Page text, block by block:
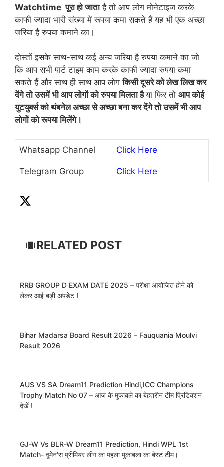
Watchtime पूरा हो जाताहै तो आप लोग मोनेटाइज करके
काफी ज्यादा भारी संख्या में रूपया कमा सकते हैं यह भी एक अच्छा
जरिया है रुपया कमाने का।
दोस्तों इसके साथ-साथ कई अन्य जरिया है रुपया कमाने का जो
कि आप सभी पार्ट टाइम काम करके काफी ज्यादा रुपया कमा
सकते हैं और साथ ही साथ आप लोगकिसी दूसरे को लेख लिख कर
देंगे तो उसमें भी आप लोगों को रुपया मिलता हैया फिर तो आप कोई
युटयुबर्स को थंबनेल अच्छा से अच्छा बना कर देंगे तो उसमें भी आप
लोगों को रूपया मिलेंगे।
Whatsapp Channel Click Here
Telegram Group Click Here
RELATED POST
RRB GROUP D EXAM DATE 2025 – परीक्षा आयोजित होने को
लेकर आई बड़ी अपडेट !
Bihar Madarsa Board Result 2026 – Fauquania Moulvi
Result 2026
AUS VS SA Dream11 Prediction Hindi,ICC Champions
Trophy Match No 07 – आज के मुकाबले का बेहतरीन टीम प्रिडिक्शन
देखें !
GJ-W Vs BLR-W Dream11 Prediction, Hindi WPL 1st
Match- वूमेन’स प्रीमियर लीग का पहला मुकाबला का बेस्ट टीम।